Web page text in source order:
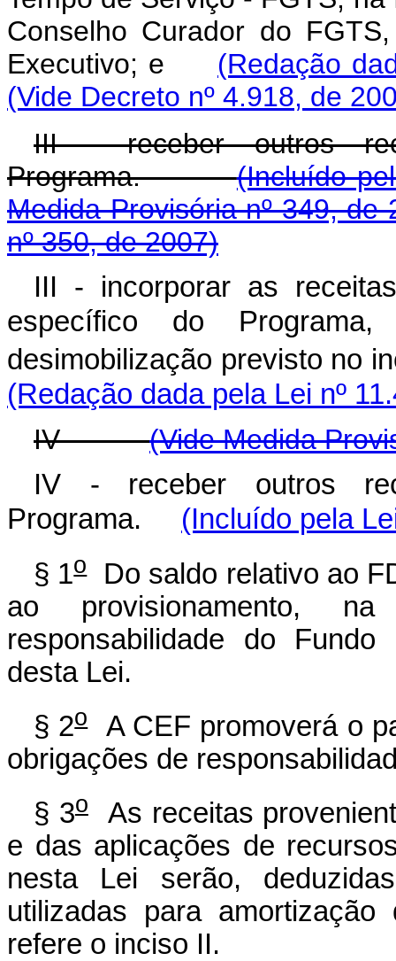
Conselho Curador do
Executivo; e (Redação
(Vide Decreto nº 4.918, de
III - receber outros
Programa.(Incluído
Medida Provisória nº 349, de
nº 350, de 2007)
III - incorporar as
específico do
desimobilização previsto no
(Redação dada pela Lei nº
IV -(Vide Medida
IV - receber outros
Programa. (Incluído pela
§ 1oDo saldo relativo ao
ao provisionamento,
responsabilidade do
desta Lei.
§ 2oA CEF promoverá o
obrigações de
§ 3oAs receitas
e das aplicações de
nesta Lei serão,
utilizadas para
refere o inciso II.